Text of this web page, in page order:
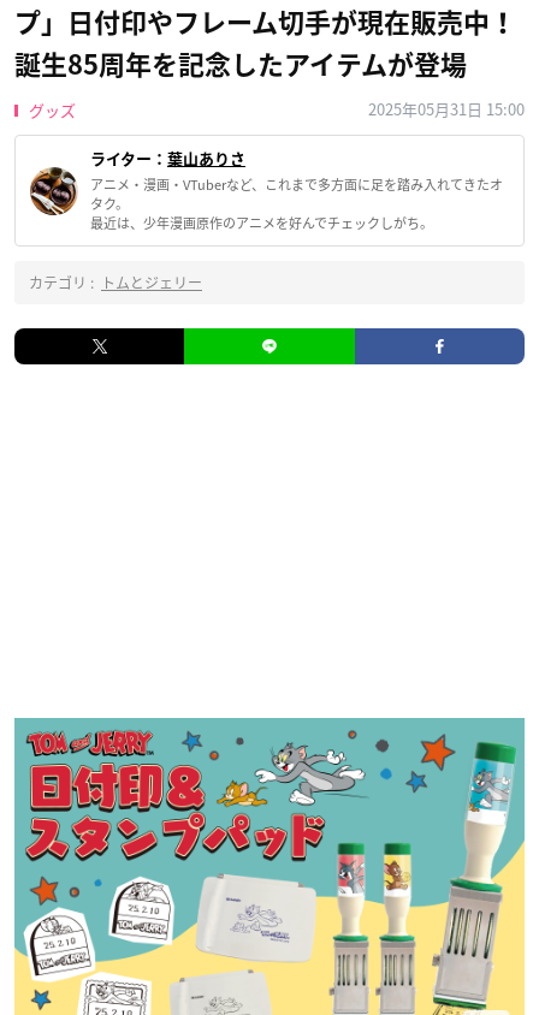
プ」日付印やフレーム切手が現在販売中！
誕生85周年を記念したアイテムが登場
グッズ 2025年05月31日 15:00
ライター： 葉山ありさ
アニメ・漫画・VTuberなど、これまで多方面に足を踏み入れてきたオ
タク。
最近は、少年漫画原作のアニメを好んでチェックしがち。
カテゴリ : トムとジェリー